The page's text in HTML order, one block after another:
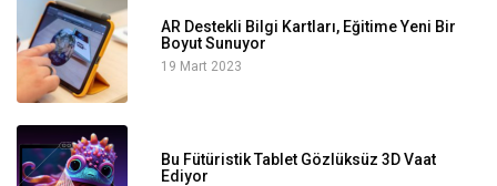
AR Destekli Bilgi Kartları, Eğitime Yeni Bir
Boyut Sunuyor
19 Mart 2023
Bu Fütüristik Tablet Gözlüksüz 3D Vaat
Ediyor